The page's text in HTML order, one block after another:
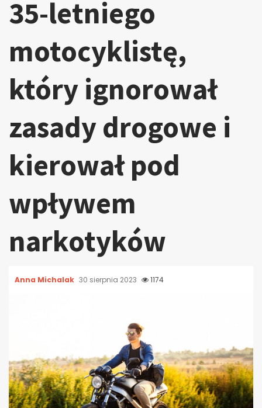
35-letniego
motocyklistę,
który ignorował
zasady drogowe i
kierował pod
wpływem
narkotyków
Anna Michalak 30 sierpnia 2023 1174